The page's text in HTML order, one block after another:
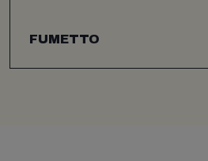
FUMETTO